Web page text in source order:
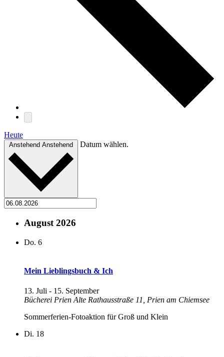
Heute
Anstehend Anstehend Datum wählen.
August 2026
Do. 6
Mein Lieblingsbuch & Ich
13. Juli - 15. September
Bücherei Prien Alte Rathausstraße 11, Prien am Chiemsee
Sommerferien-Fotoaktion für Groß und Klein
Di. 18